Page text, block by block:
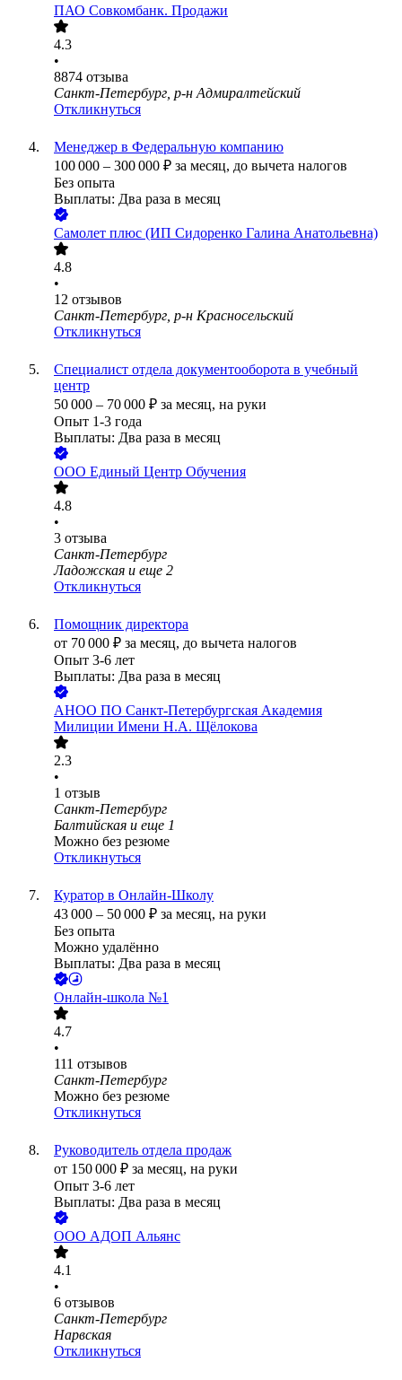
ПАО Совкомбанк. Продажи
4.3
•
8874 отзыва
Санкт-Петербург, р-н Адмиралтейский
Откликнуться
Менеджер в Федеральную компанию
100 000 – 300 000 ₽ за месяц, до вычета налогов
Без опыта
Выплаты: Два раза в месяц
Самолет плюс (ИП Сидоренко Галина Анатольевна)
4.8
•
12 отзывов
Санкт-Петербург, р-н Красносельский
Откликнуться
Специалист отдела документооборота в учебный
центр
50 000 – 70 000 ₽ за месяц, на руки
Опыт 1-3 года
Выплаты: Два раза в месяц
ООО Единый Центр Обучения
4.8
•
3 отзыва
Санкт-Петербург
Ладожская и еще 2
Откликнуться
Помощник директора
от 70 000 ₽ за месяц, до вычета налогов
Опыт 3-6 лет
Выплаты: Два раза в месяц
АНОО ПО Санкт-Петербургская Академия
Милиции Имени Н.А. Щёлокова
2.3
•
1 отзыв
Санкт-Петербург
Балтийская и еще 1
Можно без резюме
Откликнуться
Куратор в Онлайн-Школу
43 000 – 50 000 ₽ за месяц, на руки
Без опыта
Можно удалённо
Выплаты: Два раза в месяц
Онлайн-школа №1
4.7
•
111 отзывов
Санкт-Петербург
Можно без резюме
Откликнуться
Руководитель отдела продаж
от 150 000 ₽ за месяц, на руки
Опыт 3-6 лет
Выплаты: Два раза в месяц
ООО АДОП Альянс
4.1
•
6 отзывов
Санкт-Петербург
Нарвская
Откликнуться